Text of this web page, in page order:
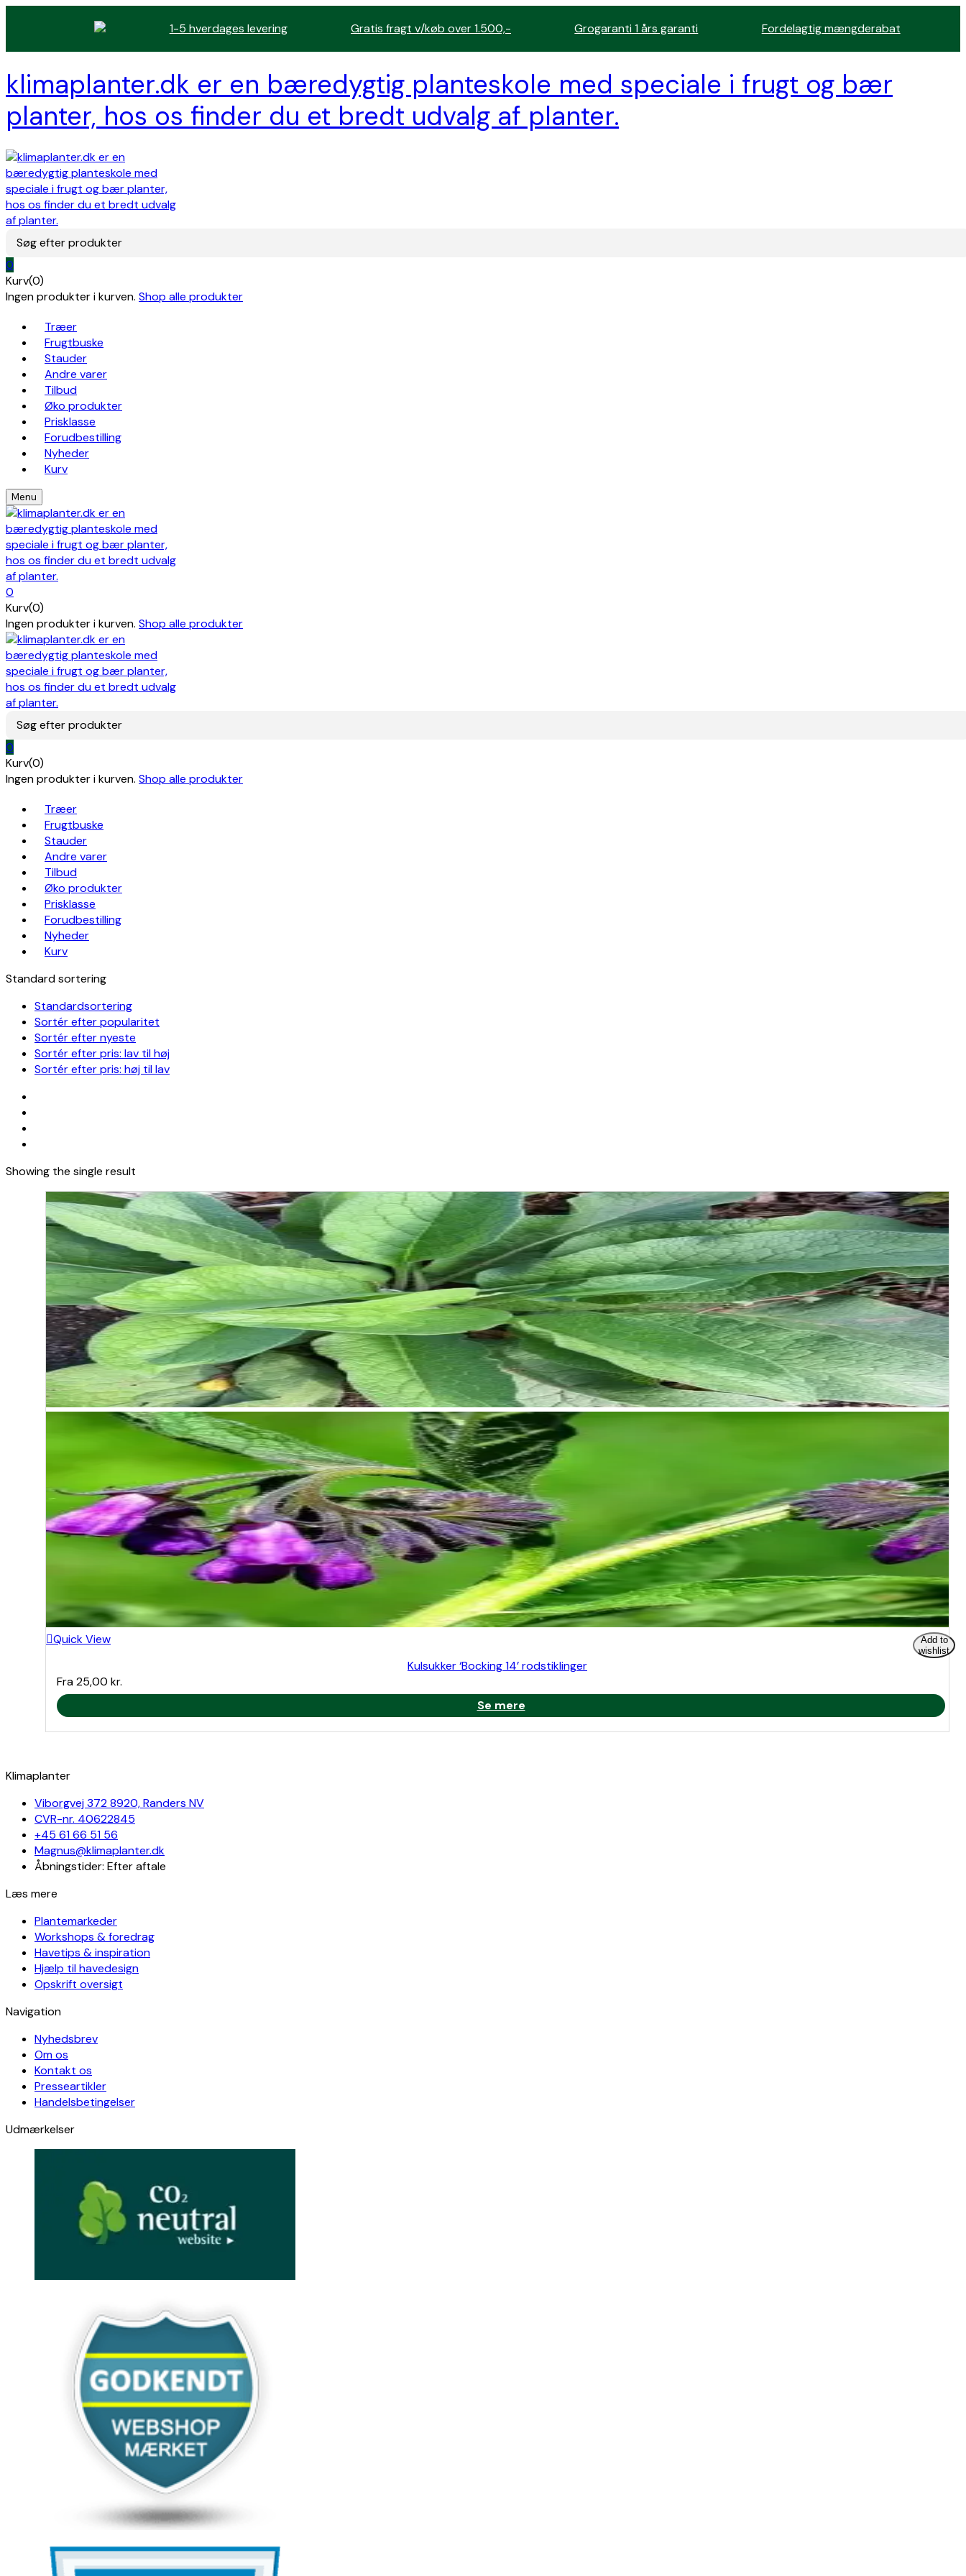
1-5 hverdages levering Gratis fragt v/køb over 1.500,- Grogaranti 1 års garanti Fordelagtig mængderabat
klimaplanter.dk er en bæredygtig planteskole med speciale i frugt og bær
planter, hos os finder du et bredt udvalg af planter.
Søg efter produkter
0
Kurv(0)
Ingen produkter i kurven. Shop alle produkter
Træer
Frugtbuske
Stauder
Andre varer
Tilbud
Øko produkter
Prisklasse
Forudbestilling
Nyheder
Kurv
Menu
0
Kurv(0)
Ingen produkter i kurven. Shop alle produkter
Søg efter produkter
0
Kurv(0)
Ingen produkter i kurven. Shop alle produkter
Træer
Frugtbuske
Stauder
Andre varer
Tilbud
Øko produkter
Prisklasse
Forudbestilling
Nyheder
Kurv
Standard sortering
Standardsortering
Sortér efter popularitet
Sortér efter nyeste
Sortér efter pris: lav til høj
Sortér efter pris: høj til lav
Showing the single result
Add to
wishlist
Quick View
Kulsukker ‘Bocking 14’ rodstiklinger
Fra25,00 kr.
Se mere
Klimaplanter
Viborgvej 372 8920, Randers NV
CVR-nr. 40622845
+45 61 66 51 56
Magnus@klimaplanter.dk
Åbningstider: Efter aftale
Læs mere
Plantemarkeder
Workshops & foredrag
Havetips & inspiration
Hjælp til havedesign
Opskrift oversigt
Navigation
Nyhedsbrev
Om os
Kontakt os
Presseartikler
Handelsbetingelser
Udmærkelser